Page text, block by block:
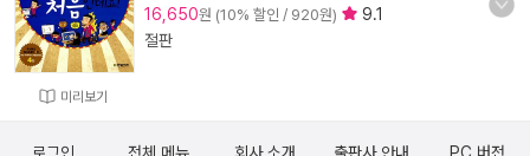
미리보기
16,650원 (10% 할인 / 920원)
9.1
절판